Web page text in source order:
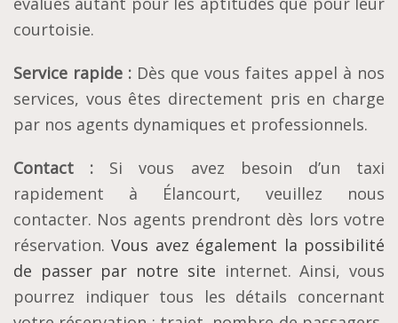
courtoisie.
Service rapide : Dès que vous faites appel à nos
services, vous êtes directement pris en charge
par nos agents dynamiques et professionnels.
Contact : Si vous avez besoin d’un taxi
rapidement à Élancourt, veuillez nous
contacter. Nos agents prendront dès lors votre
réservation.Vous avez également la possibilité
de passer par notre site internet. Ainsi, vous
pourrez indiquer tous les détails concernant